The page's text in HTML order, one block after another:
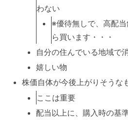
わない
※優待無しで、高配
ら買います・・・
自分の住んでいる地域で
嬉しい物
株価自体が今後上がりそうな
ここは重要
配当以上に、購入時の基